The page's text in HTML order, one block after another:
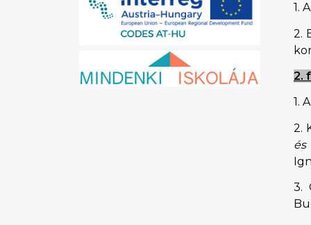
1.
2.
2.
1.
2.
és
3.